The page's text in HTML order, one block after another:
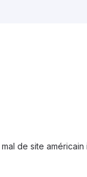
de site américain